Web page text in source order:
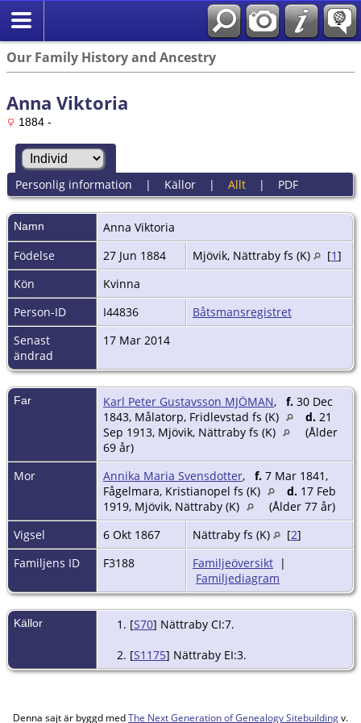
Our Family History and Ancestry
Anna Viktoria
1884 -
Personlig information | Källor| Allt| PDF
Namn
Anna Viktoria
Födelse
27 Jun 1884 Mjövik, Nättraby fs (K) [1]
Kön
Kvinna
Person-ID
I44836
Båtsmansregistret
Senast
ändrad
17 Mar 2014
Far Karl Peter Gustavsson MJÖMAN, f. 30 Dec
1843, Målatorp, Fridlevstad fs (K)
d. 21
Sep 1913, Mjövik, Nättraby fs (K)
(Ålder
69 år)
Mor
Annika Maria Svensdotter, f. 7 Mar 1841,
Fågelmara, Kristianopel fs (K)
d. 17 Feb
1919, Mjövik, Nättraby (K)
(Ålder 77 år)
Vigsel
6 Okt 1867 Nättraby fs (K) [2]
Familjens ID
F3188 Familjeöversikt |
Familjediagram
Källor [S70] Nättraby CI:7.
[S1175] Nättraby EI:3.
Denna sajt är byggd medThe Next Generation of Genealogy Sitebuildingv.